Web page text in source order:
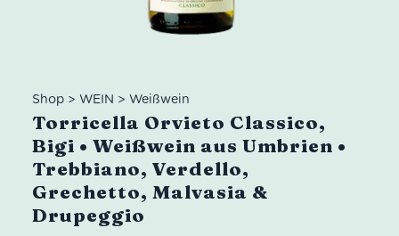
Shop> WEIN > Weißwein
Torricella Orvieto Classico,
Bigi • Weißwein aus Umbrien •
Trebbiano, Verdello,
Grechetto, Malvasia &
Drupeggio